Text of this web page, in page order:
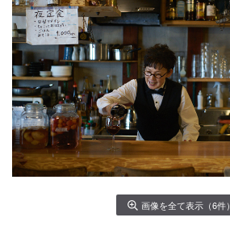
画像を全て表示（6件）